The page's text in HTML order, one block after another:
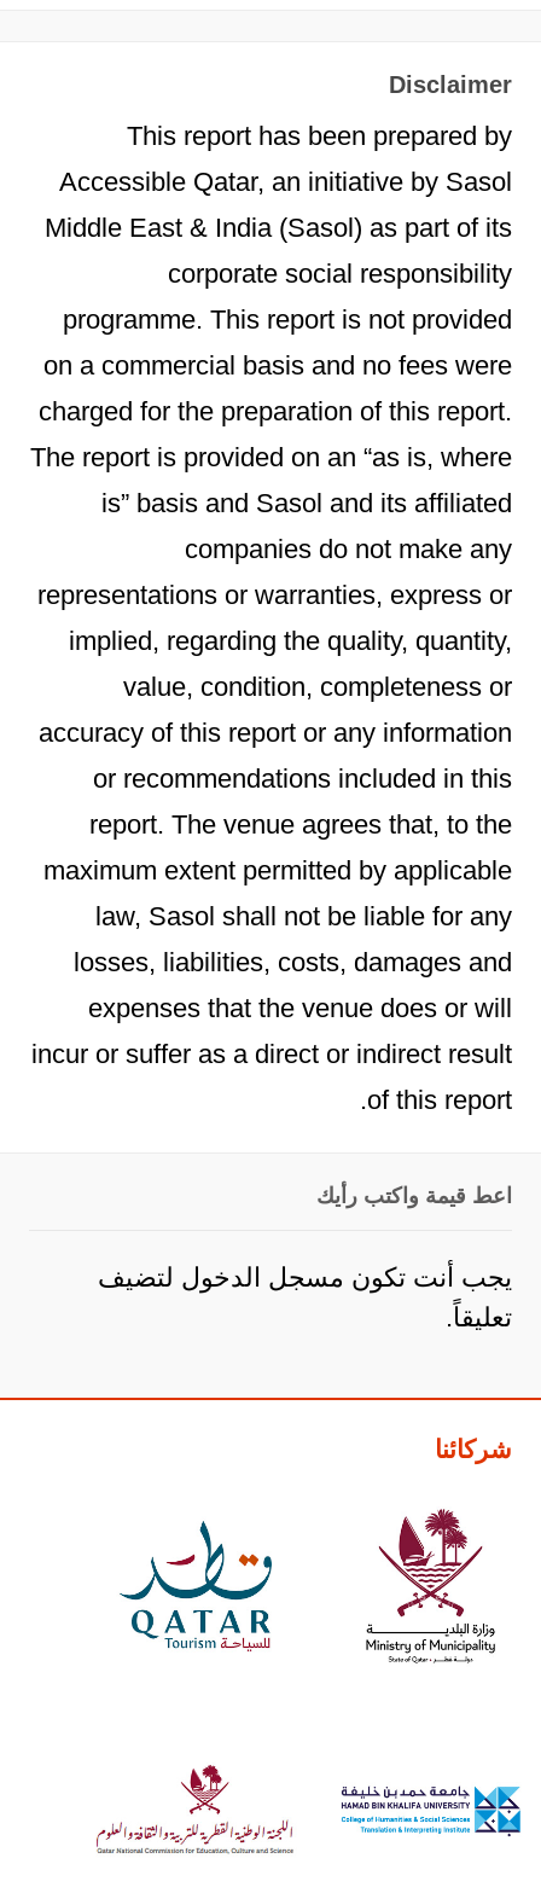
Disclaimer
This report has been prepared by
Accessible Qatar, an initiative by Sasol
Middle East & India (Sasol) as part of its
corporate social responsibility
programme. This report is not provided
on a commercial basis and no fees were
charged for the preparation of this report.
The report is provided on an “as is, where
is” basis and Sasol and its affiliated
companies do not make any
representations or warranties, express or
implied, regarding the quality, quantity,
value, condition, completeness or
accuracy of this report or any information
or recommendations included in this
report. The venue agrees that, to the
maximum extent permitted by applicable
law, Sasol shall not be liable for any
losses, liabilities, costs, damages and
expenses that the venue does or will
incur or suffer as a direct or indirect result
of this report.
اعط قيمة واكتب رأيك
يجب أنت تكون مسجل الدخول لتضيف
تعليقاً.
شركائنا